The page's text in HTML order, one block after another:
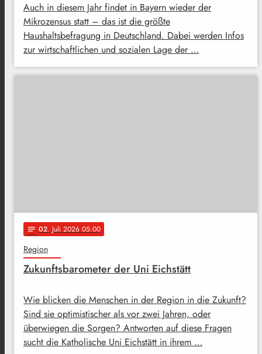
Auch in diesem Jahr findet in Bayern wieder der
Mikrozensus statt – das ist die größte
Haushaltsbefragung in Deutschland. Dabei werden Infos
zur wirtschaftlichen und sozialen Lage der …
notes 02. Juli 2026 05:00
Region
Zukunftsbarometer der Uni Eichstätt
Wie blicken die Menschen in der Region in die Zukunft?
Sind sie optimistischer als vor zwei Jahren, oder
überwiegen die Sorgen? Antworten auf diese Fragen
sucht die Katholische Uni Eichstätt in ihrem …